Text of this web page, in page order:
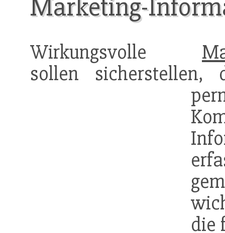
Marketing-
Wirkungsvolle
sollen
die